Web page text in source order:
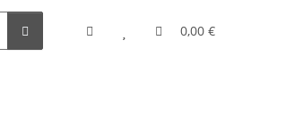
0,00 €